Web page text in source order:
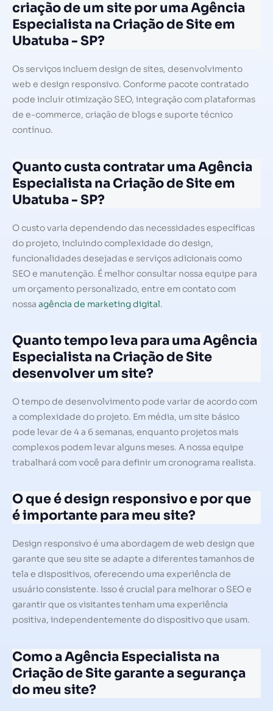
criação de um site por uma Agência
Especialista na Criação de Site em
Ubatuba - SP?
Os serviços incluem design de sites, desenvolvimento
web e design responsivo. Conforme pacote contratado
pode incluir otimização SEO, integração com plataformas
de e-commerce, criação de blogs e suporte técnico
contínuo.
Quanto custa contratar uma Agência
Especialista na Criação de Site em
Ubatuba - SP?
O custo varia dependendo das necessidades específicas
do projeto, incluindo complexidade do design,
funcionalidades desejadas e serviços adicionais como
SEO e manutenção. É melhor consultar nossa equipe para
um orçamento personalizado, entre em contato com
nossa agência de marketing digital.
Quanto tempo leva para uma Agência
Especialista na Criação de Site
desenvolver um site?
O tempo de desenvolvimento pode variar de acordo com
a complexidade do projeto. Em média, um site básico
pode levar de 4 a 6 semanas, enquanto projetos mais
complexos podem levar alguns meses. A nossa equipe
trabalhará com você para definir um cronograma realista.
O que é design responsivo e por que
é importante para meu site?
Design responsivo é uma abordagem de web design que
garante que seu site se adapte a diferentes tamanhos de
tela e dispositivos, oferecendo uma experiência de
usuário consistente. Isso é crucial para melhorar o SEO e
garantir que os visitantes tenham uma experiência
positiva, independentemente do dispositivo que usam.
Como a Agência Especialista na
Criação de Site garante a segurança
do meu site?